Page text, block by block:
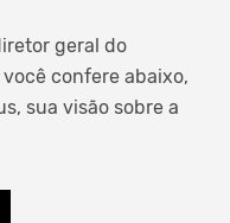
geral do
confere abaixo,
sua visão sobre a